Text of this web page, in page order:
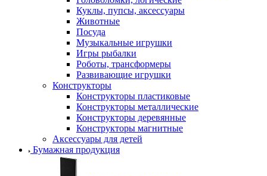
Куклы, пупсы, аксессуары
Животные
Посуда
Музыкальные игрушки
Игры рыбалки
Роботы, трансформеры
Развивающие игрушки
Конструкторы
Конструкторы пластиковые
Конструкторы металлические
Конструкторы деревянные
Конструкторы магнитные
Аксессуары для детей
Бумажная продукция